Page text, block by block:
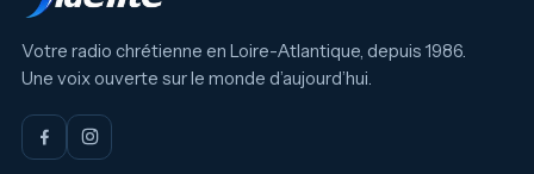
Votre radio chrétienne en Loire-Atlantique, depuis 1986.
Une voix ouverte sur le monde d’aujourd’hui.